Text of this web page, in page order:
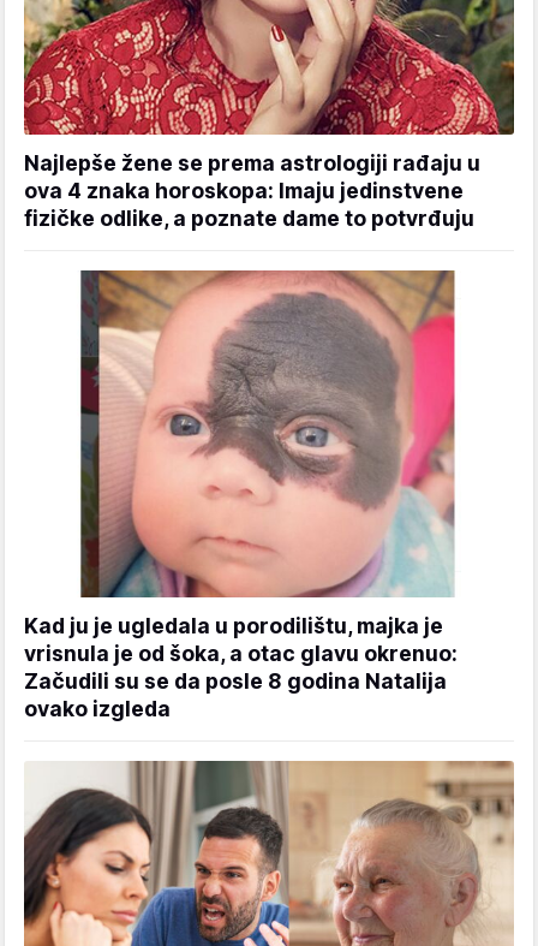
Najlepše žene se prema astrologiji rađaju u
ova 4 znaka horoskopa: Imaju jedinstvene
fizičke odlike, a poznate dame to potvrđuju
Kad ju je ugledala u porodilištu, majka je
vrisnula je od šoka, a otac glavu okrenuo:
Začudili su se da posle 8 godina Natalija
ovako izgleda